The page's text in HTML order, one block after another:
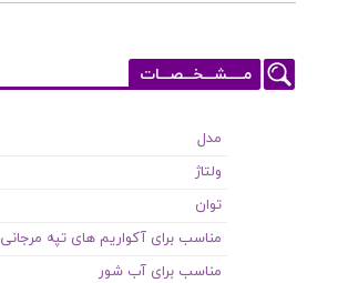
مـــــشـــخـــصـــات
مدل
ولتاژ
توان
مناسب برای آکواریم های تپه مرجانی
مناسب برای آب شور